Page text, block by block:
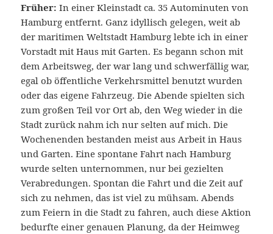
Früher: In einer Kleinstadt ca. 35 Autominuten von
Hamburg entfernt. Ganz idyllisch gelegen, weit ab
der maritimen Weltstadt Hamburg lebte ich in einer
Vorstadt mit Haus mit Garten. Es begann schon mit
dem Arbeitsweg, der war lang und schwerfällig war,
egal ob öffentliche Verkehrsmittel benutzt wurden
oder das eigene Fahrzeug. Die Abende spielten sich
zum großen Teil vor Ort ab, den Weg wieder in die
Stadt zurück nahm ich nur selten auf mich. Die
Wochenenden bestanden meist aus Arbeit in Haus
und Garten. Eine spontane Fahrt nach Hamburg
wurde selten unternommen, nur bei gezielten
Verabredungen. Spontan die Fahrt und die Zeit auf
sich zu nehmen, das ist viel zu mühsam. Abends
zum Feiern in die Stadt zu fahren, auch diese Aktion
bedurfte einer genauen Planung, da der Heimweg